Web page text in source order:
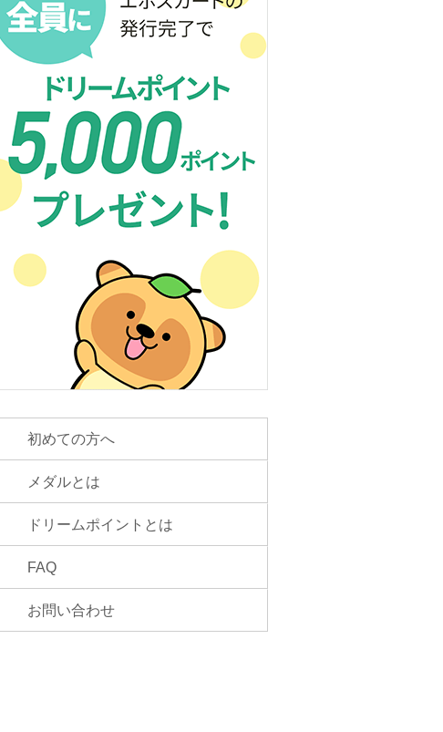
初めての方へ
メダルとは
ドリームポイントとは
FAQ
お問い合わせ